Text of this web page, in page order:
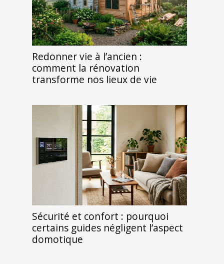
Redonner vie à l’ancien :
comment la rénovation
transforme nos lieux de vie
Sécurité et confort : pourquoi
certains guides négligent l’aspect
domotique